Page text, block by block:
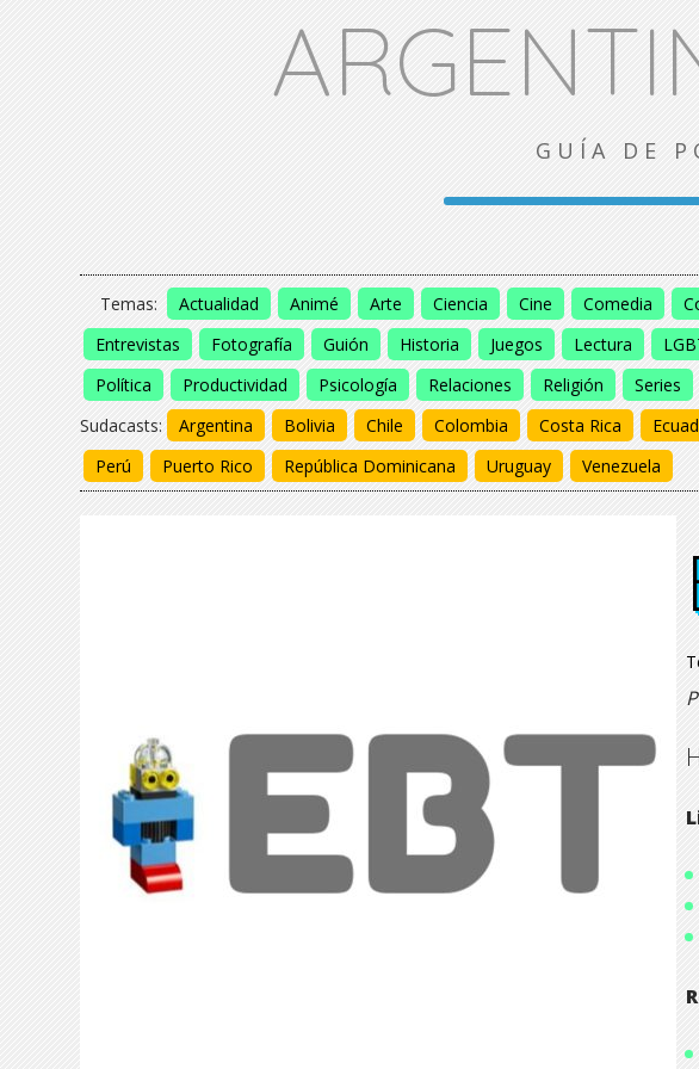
GUÍA DE
Temas: Actualidad Animé Arte Ciencia Cine Comedia
Entrevistas
Fotografía Guión Historia Juegos Lectura
Política
Productividad Psicología Relaciones Religión Series
Sudacasts:
Argentina Bolivia Chile Colombia Costa Rica
Perú
Puerto Rico República Dominicana Uruguay Venezuela